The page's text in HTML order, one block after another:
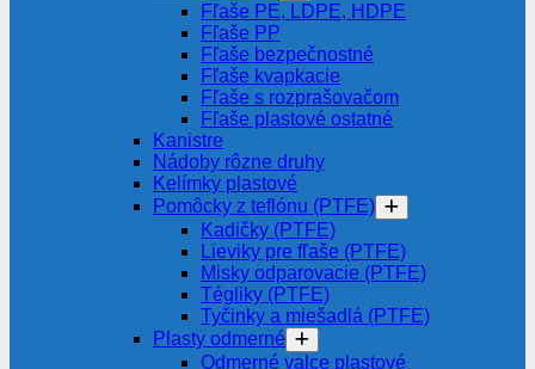
Fľaše PE, LDPE, HDPE
Fľaše PP
Fľaše bezpečnostné
Fľaše kvapkacie
Fľaše s rozprašovačom
Fľaše plastové ostatné
Kanistre
Nádoby rôzne druhy
Kelímky plastové
Pomôcky z teflónu (PTFE)
Kadičky (PTFE)
Lieviky pre fľaše (PTFE)
Misky odparovacie (PTFE)
Tégliky (PTFE)
Tyčinky a miešadlá (PTFE)
Plasty odmerné
Odmerné valce plastové